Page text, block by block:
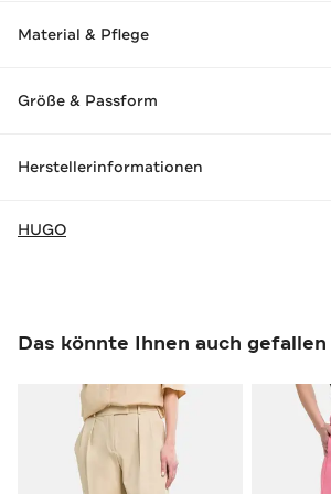
Material & Pflege
Größe & Passform
Herstellerinformationen
HUGO
Das könnte Ihnen auch gefallen